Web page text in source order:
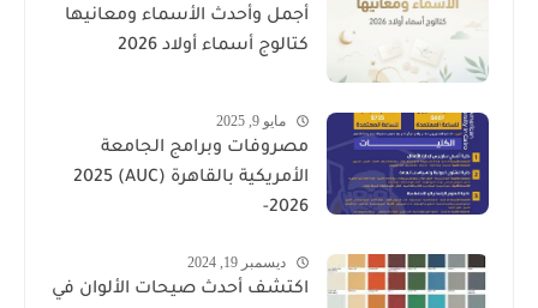
أجمل وأحدث الأسماء ومعانيها
كتالوج أسماء أولاد 2026
مايو 9, 2025
مصروفات وبرامج الجامعة
الأمريكية بالقاهرة (AUC) 2025
-2026
ديسمبر 19, 2024
اكتشف أحدث صيحات الألوان في